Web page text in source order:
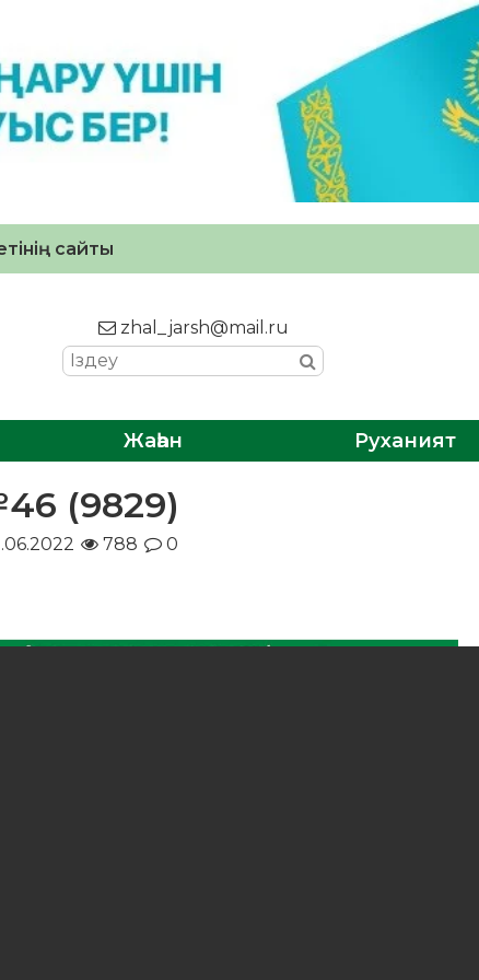
сайты
zhal_jarsh@mail.ru
Жаһан Руханият
(9829)
788 0